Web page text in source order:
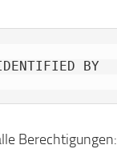
BY
Berechtigungen: